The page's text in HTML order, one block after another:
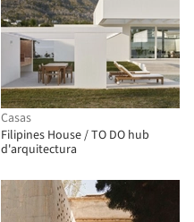
Casas
Filipines House / TO DO hub
d'arquitectura